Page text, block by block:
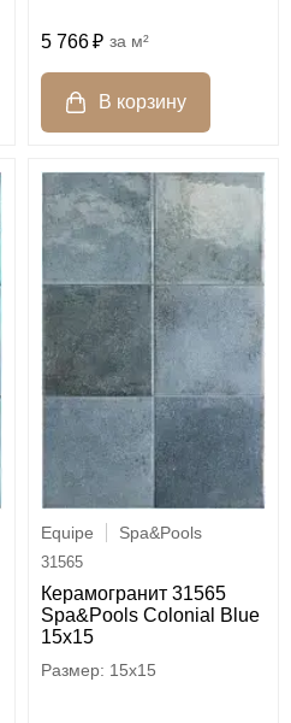
5 766 м²
Equipe Spa&Pools
31565
Керамогранит 31565
Spa&Pools Colonial Blue
15x15
15x15